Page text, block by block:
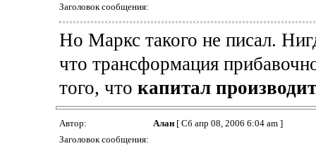
Заголовок сообщения:
Но Маркс такого не писал.
что трансформация
того, что капитал
Автор: Алан[ Сб апр 08, 2006 6:04 am ]
Заголовок сообщения: